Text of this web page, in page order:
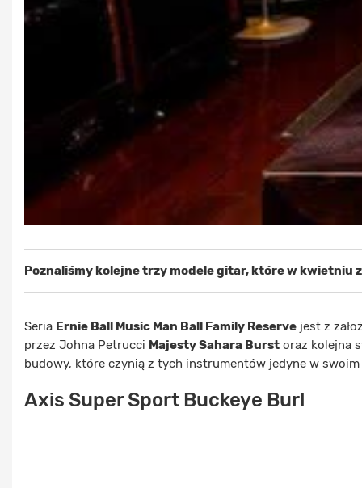
Poznaliśmy kolejne trzy modele gitar, które w kwietniu
Seria Ernie Ball Music Man Ball Family Reserve jest z
przez Johna Petrucci Majesty Sahara Burst oraz kolejna
budowy, które czynią z tych instrumentów jedyne w
Axis Super Sport Buckeye Burl